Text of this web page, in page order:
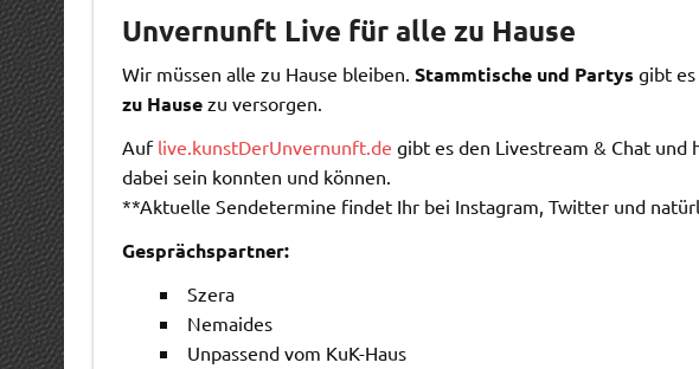
Unvernunft Live für alle zu Hause
Wir müssen alle zu Hause bleiben. Stammtische und Partys gibt
zu Hausezu versorgen.
Auf live.kunstDerUnvernunft.de gibt es den Livestream & Chat und
dabei sein konnten und können.
**Aktuelle Sendetermine findet Ihr bei Instagram, Twitter und
Gesprächspartner:
Szera
Nemaides
Unpassend vom KuK-Haus